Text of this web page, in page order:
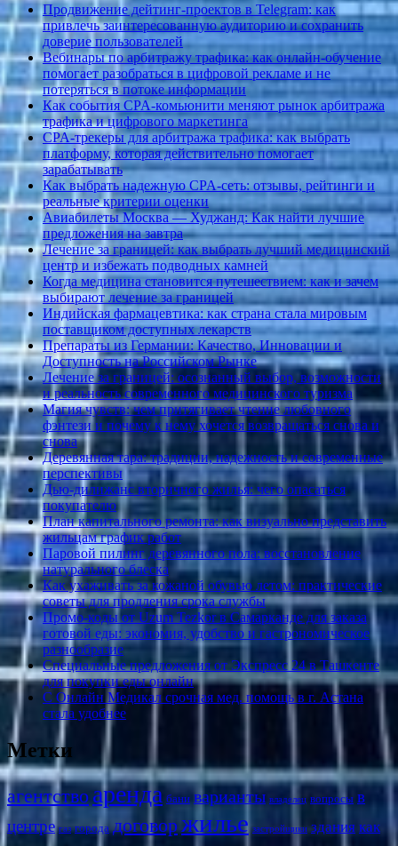
Продвижение дейтинг-проектов в Telegram: как
привлечь заинтересованную аудиторию и сохранить
доверие пользователей
Вебинары по арбитражу трафика: как онлайн-обучение
помогает разобраться в цифровой рекламе и не
потеряться в потоке информации
Как события CPA-комьюнити меняют рынок арбитража
трафика и цифрового маркетинга
CPA-трекеры для арбитража трафика: как выбрать
платформу, которая действительно помогает
зарабатывать
Как выбрать надежную CPA-сеть: отзывы, рейтинги и
реальные критерии оценки
Авиабилеты Москва — Худжанд: Как найти лучшие
предложения на завтра
Лечение за границей: как выбрать лучший медицинский
центр и избежать подводных камней
Когда медицина становится путешествием: как и зачем
выбирают лечение за границей
Индийская фармацевтика: как страна стала мировым
поставщиком доступных лекарств
Препараты из Германии: Качество, Инновации и
Доступность на Российском Рынке
Лечение за границей: осознанный выбор, возможности
и реальность современного медицинского туризма
Магия чувств: чем притягивает чтение любовного
фэнтези и почему к нему хочется возвращаться снова и
снова
Деревянная тара: традиции, надежность и современные
перспективы
Дью-дилижанс вторичного жилья: чего опасаться
покупателю
План капитального ремонта: как визуально представить
жильцам график работ
Паровой пилинг деревянного пола: восстановление
натурального блеска
Как ухаживать за кожаной обувью летом: практические
советы для продления срока службы
Промо-коды от Uzum Tezkor в Самарканде для заказа
готовой еды: экономия, удобство и гастрономическое
разнообразие
Специальные предложения от Экспресс 24 в Ташкенте
для покупки еды онлайн
С Онлайн Медикал срочная мед. помощь в г. Астана
стала удобнее
Метки
агентство аренда бани варианты владелец вопросы в
центре газ города договоржилье застройщики здания как